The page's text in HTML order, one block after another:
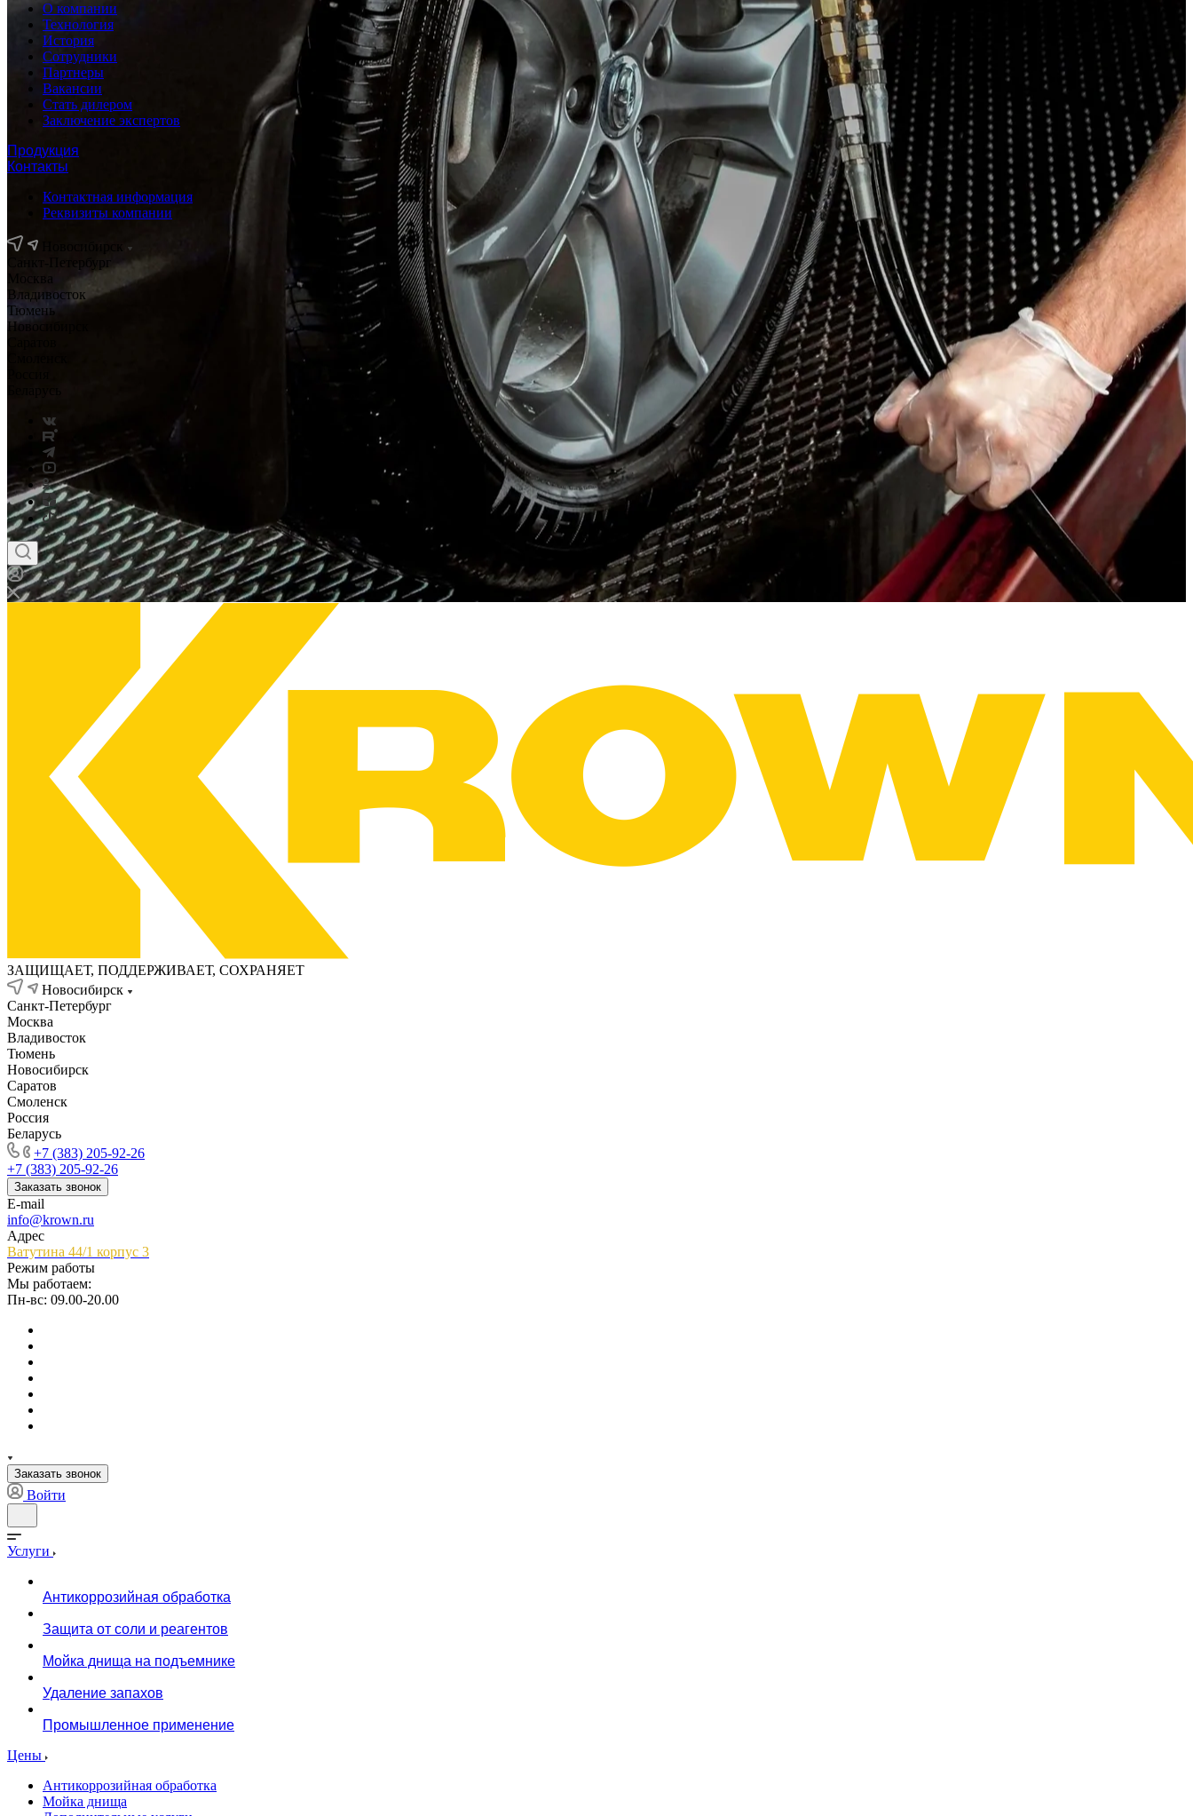
О компании
Технология
История
Сотрудники
Партнеры
Вакансии
Стать дилером
Заключение экспертов
Продукция
Контакты
Контактная информация
Реквизиты компании
Новосибирск
Санкт-Петербург
Москва
Владивосток
Тюмень
Новосибирск
ЗАЩИЩАЕТ, ПОДДЕРЖИВАЕТ, СОХРАНЯЕТ
Новосибирск
Санкт-Петербург
Москва
Владивосток
Тюмень
Новосибирск
Саратов
Смоленск
Россия
Беларусь
+7 (383) 205-92-26
+7 (383) 205-92-26
Заказать звонок
E-mail
info@krown.ru
Адрес
Ватутина 44/1 корпус 3
Режим работы
Мы работаем:
Пн-вс: 09.00-20.00
Заказать звонок
Войти
Услуги
Антикоррозийная обработка
Защита от соли и реагентов
Мойка днища на подъемнике
Удаление запахов
Промышленное применение
Цены
Антикоррозийная обработка
Мойка днища